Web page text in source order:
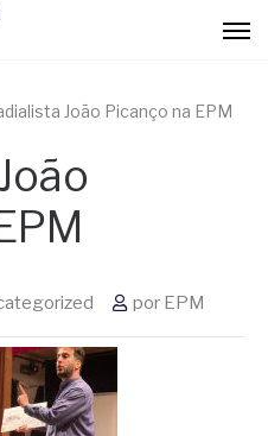
João Picanço na EPM
por EPM